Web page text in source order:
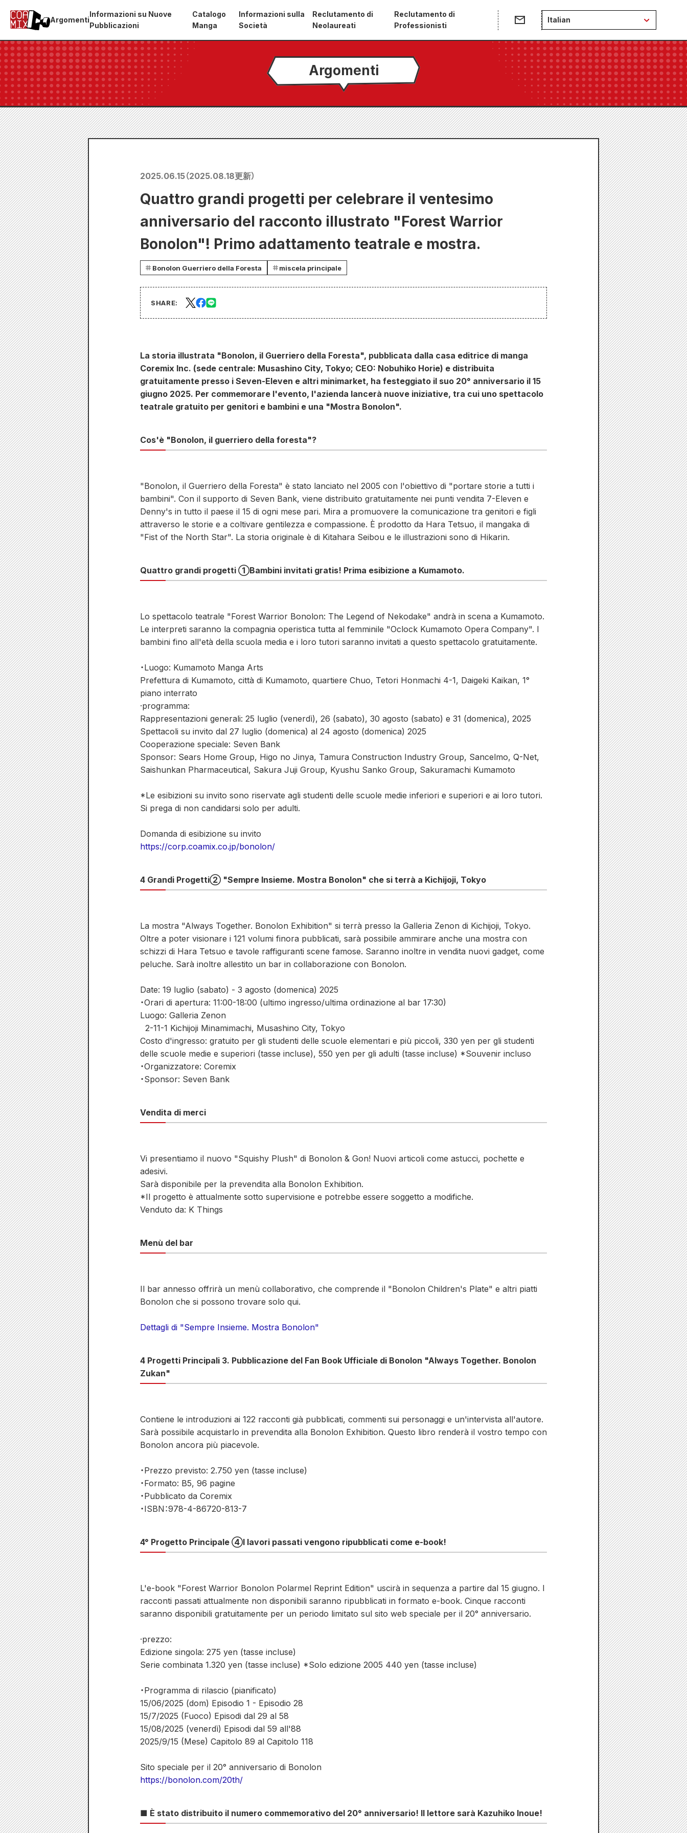
Argomenti
Informazioni su Nuove
Pubblicazioni
Catalogo
Manga
Informazioni sulla
Società
Reclutamento di
Neolaureati
Reclutamento di
Professionisti
Italian
Argomenti
2025.06.15（2025.08.18更新）
Quattro grandi progetti per celebrare il ventesimo
anniversario del racconto illustrato "Forest Warrior
Bonolon"! Primo adattamento teatrale e mostra.
Bonolon Guerriero della Foresta miscela principale
SHARE:
La storia illustrata "Bonolon, il Guerriero della Foresta", pubblicata dalla casa editrice di manga
Coremix Inc. (sede centrale: Musashino City, Tokyo; CEO: Nobuhiko Horie) e distribuita
gratuitamente presso i Seven-Eleven e altri minimarket, ha festeggiato il suo 20° anniversario il 15
giugno 2025. Per commemorare l'evento, l'azienda lancerà nuove iniziative, tra cui uno spettacolo
teatrale gratuito per genitori e bambini e una "Mostra Bonolon".
Cos'è "Bonolon, il guerriero della foresta"?
"Bonolon, il Guerriero della Foresta" è stato lanciato nel 2005 con l'obiettivo di "portare storie a tutti i
bambini". Con il supporto di Seven Bank, viene distribuito gratuitamente nei punti vendita 7-Eleven e
Denny's in tutto il paese il 15 di ogni mese pari. Mira a promuovere la comunicazione tra genitori e figli
attraverso le storie e a coltivare gentilezza e compassione. È prodotto da Hara Tetsuo, il mangaka di
"Fist of the North Star". La storia originale è di Kitahara Seibou e le illustrazioni sono di Hikarin.
Quattro grandi progetti ①Bambini invitati gratis! Prima esibizione a Kumamoto.
Lo spettacolo teatrale "Forest Warrior Bonolon: The Legend of Nekodake" andrà in scena a Kumamoto.
Le interpreti saranno la compagnia operistica tutta al femminile "Oclock Kumamoto Opera Company". I
bambini fino all'età della scuola media e i loro tutori saranno invitati a questo spettacolo gratuitamente.
・Luogo: Kumamoto Manga Arts
Prefettura di Kumamoto, città di Kumamoto, quartiere Chuo, Tetori Honmachi 4-1, Daigeki Kaikan, 1°
piano interrato
·programma:
Rappresentazioni generali: 25 luglio (venerdì), 26 (sabato), 30 agosto (sabato) e 31 (domenica), 2025
Spettacoli su invito dal 27 luglio (domenica) al 24 agosto (domenica) 2025
Cooperazione speciale: Seven Bank
Sponsor: Sears Home Group, Higo no Jinya, Tamura Construction Industry Group, Sancelmo, Q-Net,
Saishunkan Pharmaceutical, Sakura Juji Group, Kyushu Sanko Group, Sakuramachi Kumamoto
*Le esibizioni su invito sono riservate agli studenti delle scuole medie inferiori e superiori e ai loro tutori.
Si prega di non candidarsi solo per adulti.
Domanda di esibizione su invito
https://corp.coamix.co.jp/bonolon/
4 Grandi Progetti② "Sempre Insieme. Mostra Bonolon" che si terrà a Kichijoji, Tokyo
La mostra "Always Together. Bonolon Exhibition" si terrà presso la Galleria Zenon di Kichijoji, Tokyo.
Oltre a poter visionare i 121 volumi finora pubblicati, sarà possibile ammirare anche una mostra con
schizzi di Hara Tetsuo e tavole raffiguranti scene famose. Saranno inoltre in vendita nuovi gadget, come
peluche. Sarà inoltre allestito un bar in collaborazione con Bonolon.
Date: 19 luglio (sabato) - 3 agosto (domenica) 2025
・Orari di apertura: 11:00-18:00 (ultimo ingresso/ultima ordinazione al bar 17:30)
Luogo: Galleria Zenon
2-11-1 Kichijoji Minamimachi, Musashino City, Tokyo
Costo d'ingresso: gratuito per gli studenti delle scuole elementari e più piccoli, 330 yen per gli studenti
delle scuole medie e superiori (tasse incluse), 550 yen per gli adulti (tasse incluse) *Souvenir incluso
・Organizzatore: Coremix
・Sponsor: Seven Bank
Vendita di merci
Vi presentiamo il nuovo "Squishy Plush" di Bonolon & Gon! Nuovi articoli come astucci, pochette e
adesivi.
Sarà disponibile per la prevendita alla Bonolon Exhibition.
*Il progetto è attualmente sotto supervisione e potrebbe essere soggetto a modifiche.
Venduto da: K Things
Menù del bar
Il bar annesso offrirà un menù collaborativo, che comprende il "Bonolon Children's Plate" e altri piatti
Bonolon che si possono trovare solo qui.
Dettagli di "Sempre Insieme. Mostra Bonolon"
4 Progetti Principali 3. Pubblicazione del Fan Book Ufficiale di Bonolon "Always Together. Bonolon
Zukan"
Contiene le introduzioni ai 122 racconti già pubblicati, commenti sui personaggi e un'intervista all'autore.
Sarà possibile acquistarlo in prevendita alla Bonolon Exhibition. Questo libro renderà il vostro tempo con
Bonolon ancora più piacevole.
・Prezzo previsto: 2.750 yen (tasse incluse)
・Formato: B5, 96 pagine
・Pubblicato da Coremix
・ISBN：978-4-86720-813-7
4° Progetto Principale ④I lavori passati vengono ripubblicati come e-book!
L'e-book "Forest Warrior Bonolon Polarmel Reprint Edition" uscirà in sequenza a partire dal 15 giugno. I
racconti passati attualmente non disponibili saranno ripubblicati in formato e-book. Cinque racconti
saranno disponibili gratuitamente per un periodo limitato sul sito web speciale per il 20° anniversario.
·prezzo:
Edizione singola: 275 yen (tasse incluse)
Serie combinata 1.320 yen (tasse incluse) *Solo edizione 2005 440 yen (tasse incluse)
・Programma di rilascio (pianificato)
15/06/2025 (dom) Episodio 1 - Episodio 28
15/7/2025 (Fuoco) Episodi dal 29 al 58
15/08/2025 (venerdì) Episodi dal 59 all'88
2025/9/15 (Mese) Capitolo 89 al Capitolo 118
Sito speciale per il 20° anniversario di Bonolon
https://bonolon.com/20th/
■ È stato distribuito il numero commemorativo del 20° anniversario! Il lettore sarà Kazuhiko Inoue!